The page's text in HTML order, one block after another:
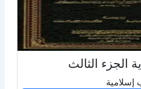
الجزء الثالث
إسلامية